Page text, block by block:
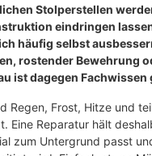
Stolperstellen
eindringen
häufig selbst
rostender Bewehrung
ist dagegen Fachwissen
Regen, Frost, Hitze und
Eine Reparatur hält
zum Untergrund passt